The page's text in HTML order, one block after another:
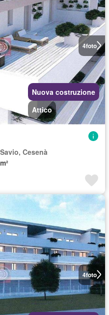
4foto
Nuova costruzione
Attico
Cesenà
4foto